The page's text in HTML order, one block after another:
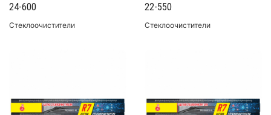
24-600
Стеклоочистители
22-550
Стеклоочистители